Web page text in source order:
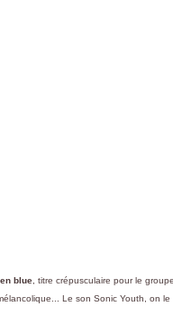
blue, titre crépusculaire pour le
Le son Sonic Youth, on